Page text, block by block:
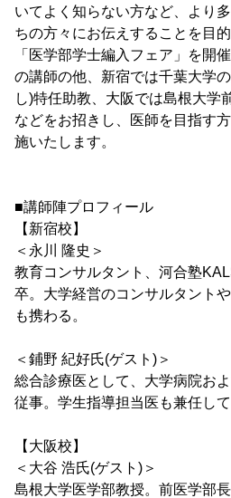
いてよく知らない方など、より
ちの方々にお伝えすることを目
「医学部学士編入フェア」を開
の講師の他、新宿では千葉大学
し)特任助教、大阪では島根大学
などをお招きし、医師を目指す
施いたします。
■講師陣プロフィール
【新宿校】
＜永川 隆史＞
教育コンサルタント、河合塾
卒。大学経営のコンサルタント
も携わる。
＜鋪野 紀好氏(ゲスト)＞
総合診療医として、大学病院お
従事。学生指導担当医も兼任して
【大阪校】
＜大谷 浩氏(ゲスト)＞
島根大学医学部教授。前医学部長